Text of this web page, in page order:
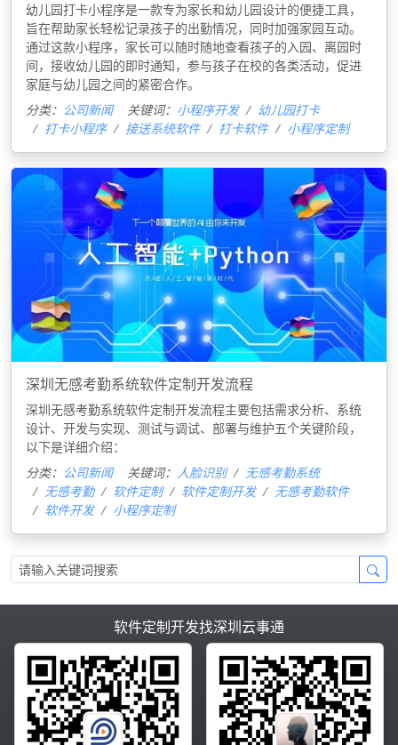
幼儿园打卡小程序是一款专为家长和幼儿园设计的便捷工具，
旨在帮助家长轻松记录孩子的出勤情况，同时加强家园互动。
通过这款小程序，家长可以随时随地查看孩子的入园、离园时
间，接收幼儿园的即时通知，参与孩子在校的各类活动，促进
家庭与幼儿园之间的紧密合作。
分类： 公司新闻 关键词： 小程序开发
幼儿园打卡
打卡小程序
接送系统软件 打卡软件 小程序定制
深圳无感考勤系统软件定制开发流程
深圳无感考勤系统软件定制开发流程主要包括需求分析、系统
设计、开发与实现、测试与调试、部署与维护五个关键阶段，
以下是详细介绍：
分类： 公司新闻 关键词： 人脸识别
无感考勤系统
无感考勤
软件定制 软件定制开发
无感考勤软件
软件开发
小程序定制
软件定制开发找深圳云事通